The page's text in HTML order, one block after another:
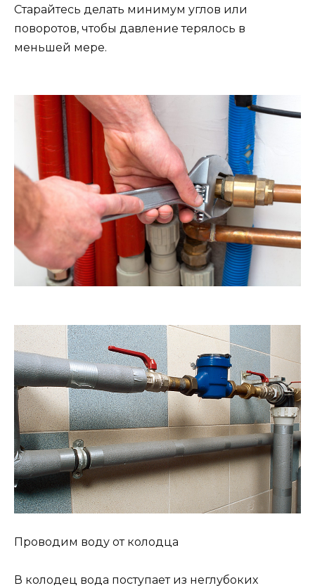
Старайтесь делать минимум углов или
поворотов, чтобы давление терялось в
меньшей мере.
Проводим воду от колодца
В колодец вода поступает из неглубоких